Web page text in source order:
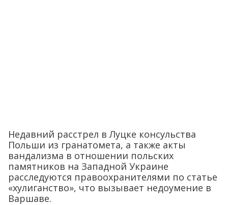
Недавний расстрел в Луцке консульства
Польши из гранатомета, а также акты
вандализма в отношении польских
памятников на Западной Украине
расследуются правоохранителями по статье
«хулиганство», что вызывает недоумение в
Варшаве.